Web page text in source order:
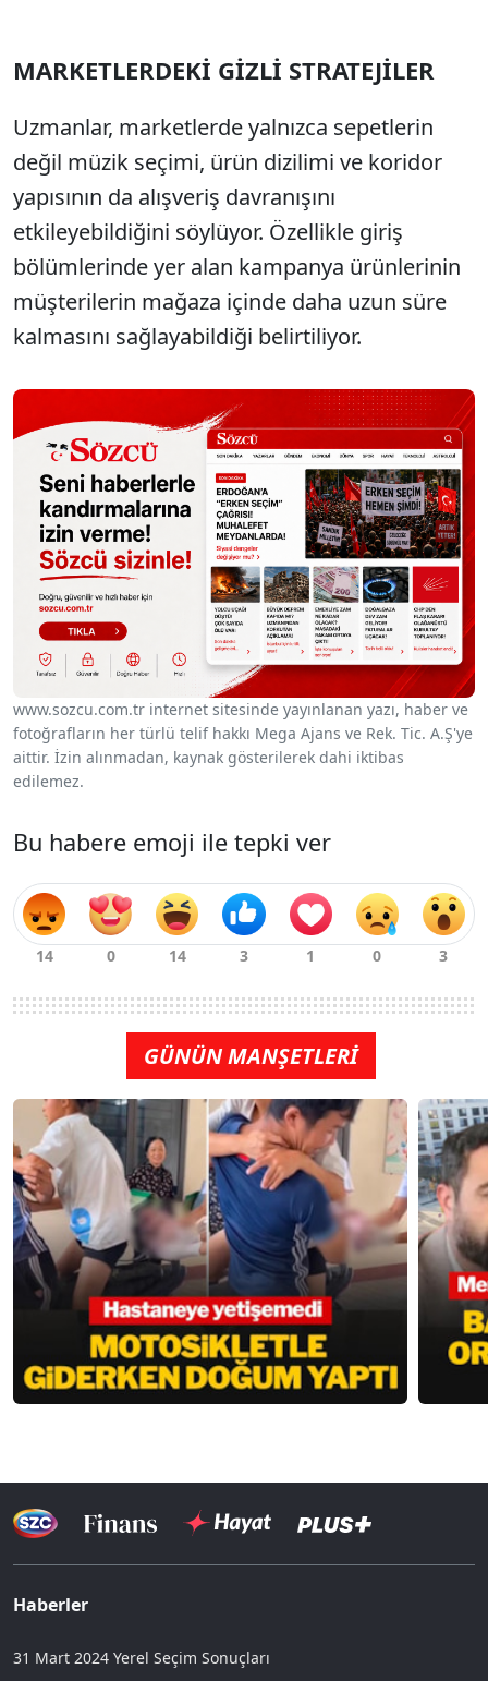
MARKETLERDEKİ GİZLİ STRATEJİLER
Uzmanlar, marketlerde yalnızca sepetlerin
değil müzik seçimi, ürün dizilimi ve koridor
yapısının da alışveriş davranışını
etkileyebildiğini söylüyor. Özellikle giriş
bölümlerinde yer alan kampanya ürünlerinin
müşterilerin mağaza içinde daha uzun süre
kalmasını sağlayabildiği belirtiliyor.
www.sozcu.com.tr internet sitesinde yayınlanan yazı, haber ve
fotoğrafların her türlü telif hakkı Mega Ajans ve Rek. Tic. A.Ş'ye
aittir. İzin alınmadan, kaynak gösterilerek dahi iktibas
edilemez.
Bu habere emoji ile tepki ver
GÜNÜN MANŞETLERİ
Haberler
31 Mart 2024 Yerel Seçim Sonuçları